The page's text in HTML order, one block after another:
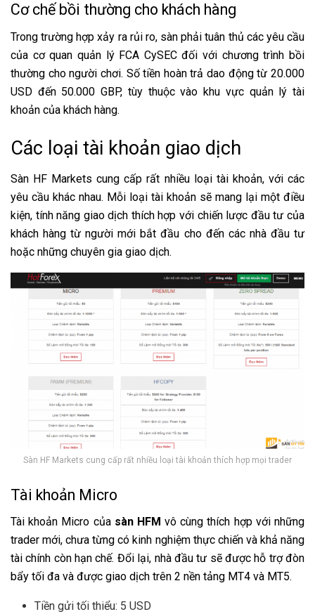
Cơ chế bồi thường cho khách hàng
Trong trường hợp xảy ra rủi ro, sàn phải tuân thủ các yêu cầu
của cơ quan quản lý FCA CySEC đối với chương trình bồi
thường cho người chơi. Số tiền hoàn trả dao động từ 20.000
USD đến 50.000 GBP, tùy thuộc vào khu vực quản lý tài
khoản của khách hàng.
Các loại tài khoản giao dịch
Sàn HF Markets cung cấp rất nhiều loại tài khoản, với các
yêu cầu khác nhau. Mỗi loại tài khoản sẽ mang lại một điều
kiện, tính năng giao dịch thích hợp với chiến lược đầu tư của
khách hàng từ người mới bắt đầu cho đến các nhà đầu tư
hoặc những chuyên gia giao dịch.
Sàn HF Markets cung cấp rất nhiều loại tài khoản thích hợp mọi trader
Tài khoản Micro
Tài khoản Micro của sàn HFM vô cùng thích hợp với những
trader mới, chưa từng có kinh nghiệm thực chiến và khả năng
tài chính còn hạn chế. Đổi lại, nhà đầu tư sẽ được hỗ trợ đòn
bẩy tối đa và được giao dịch trên 2 nền tảng MT4 và MT5.
Tiền gửi tối thiểu: 5 USD